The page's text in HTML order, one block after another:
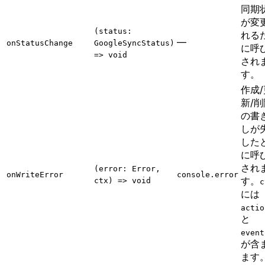
onStatusChange
(status:
GoogleSyncStatus)
=> void
—
同期
が変
れる
に呼
され
す。
onWriteError
(error: Error,
ctx) => void
console.error
作成/
新/
の書
しが
した
に呼
され
す。
には
と
が含
ます